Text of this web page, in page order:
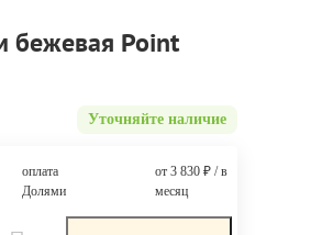
бежевая Point
Уточняйте наличие
оплата
Долями
от 3 830 ₽/ в
месяц